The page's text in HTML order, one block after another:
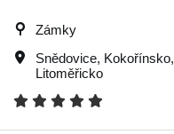
Zámky
Snědovice, Kokořínsko,
Litoměřicko